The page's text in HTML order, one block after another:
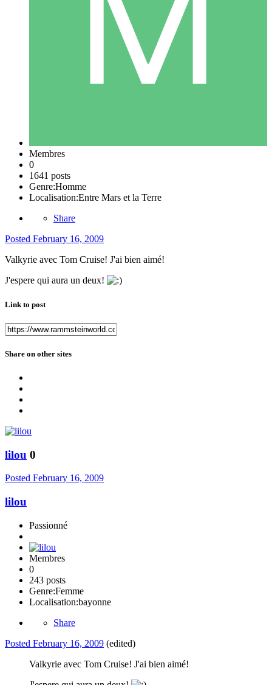
Membres
0
1641 posts
Genre:Homme
Localisation:Entre Mars et la Terre
Share
Posted February 16, 2009
Valkyrie avec Tom Cruise! J'ai bien aimé!
J'espere qui aura un deux!
Link to post
Share on other sites
lilou 0
Posted February 16, 2009
lilou
Passionné
Membres
0
243 posts
Genre:Femme
Localisation:bayonne
Share
Posted February 16, 2009 (edited)
Valkyrie avec Tom Cruise! J'ai bien aimé!